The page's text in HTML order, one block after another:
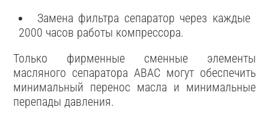
Замена фильтра сепаратор через каждые
2000 часов работы компрессора.
Только фирменные сменные элементы
масляного сепаратора ABAC могут обеспечить
минимальный перенос масла и минимальные
перепады давления.